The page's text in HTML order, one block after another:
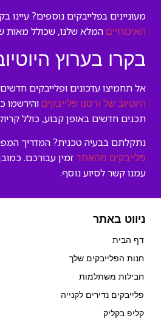
מעוניינים בפלייבקים נוספים? עיינו
האיכותיים המלא שלנו, שכולל מאות
בקרו בערוץ
אל תחמיצו עדכונים ופלייבקים
היוטיוב של ורסנו פלייבקים והירשמו
תכנים חדשים באופן קבוע, כולל
נתקלתם בבעיה טכנית? המדריך
פלייבקים מהאתר זמין עבורכם.
עמנו קשר לסיוע נוסף.
ניווט באתר
דף הבית
חנות הפלייבקים שלך
חבילות משתלמות
פלייבקים נדירים לקנייה
קליפ בקליק